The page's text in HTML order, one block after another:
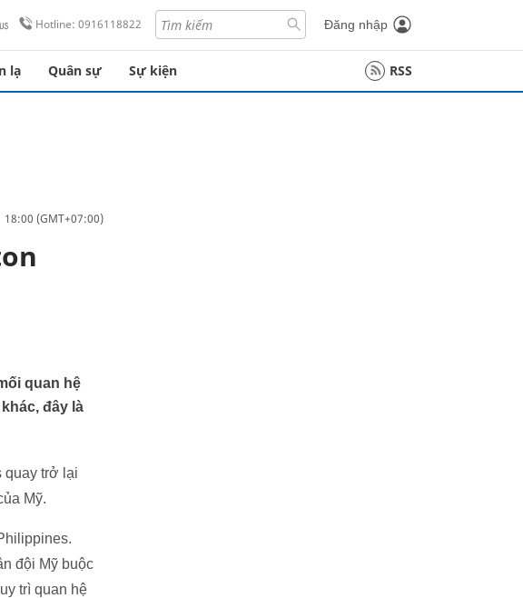
Hotline: 0916118822 Đăng nhập
lạ Quân sự Sự kiện RSS
(GMT+07:00)
quan hệ
đây là
quay trở lại
Mỹ.
đội Mỹ buộc
trì quan hệ